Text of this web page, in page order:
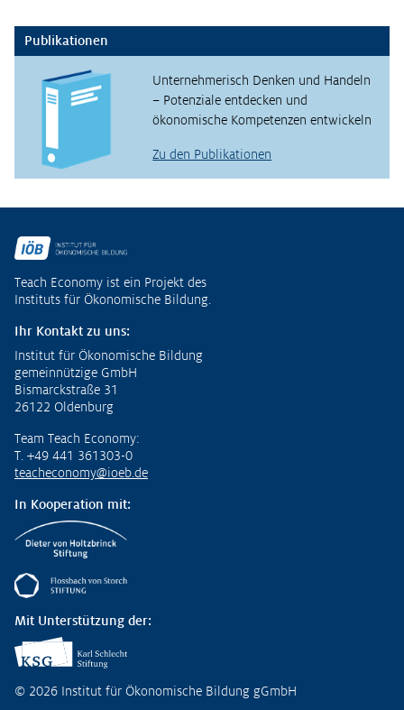
Publikationen
Unternehmerisch Denken und Handeln
– Potenziale entdecken und
ökonomische Kompetenzen entwickeln
Zu den Publikationen
Teach Economy ist ein Projekt des
Instituts für Ökonomische Bildung.
Ihr Kontakt zu uns:
Institut für Ökonomische Bildung
gemeinnützige GmbH
Bismarckstraße 31
26122 Oldenburg
Team Teach Economy:
T. +49 441 361303-0
teacheconomy@ioeb.de
In Kooperation mit:
Mit Unterstützung der:
© 2026 Institut für Ökonomische Bildung gGmbH